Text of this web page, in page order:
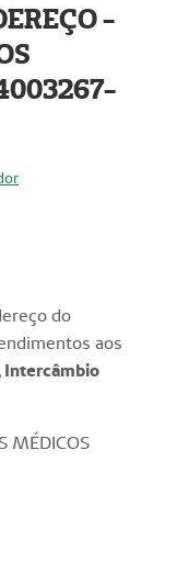
-
do
aos
Intercâmbio
MÉDICOS